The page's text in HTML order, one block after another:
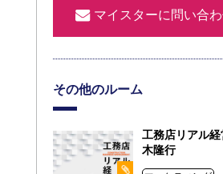
マイスターに問い合
その他のルーム
工務店リアル
木隆行